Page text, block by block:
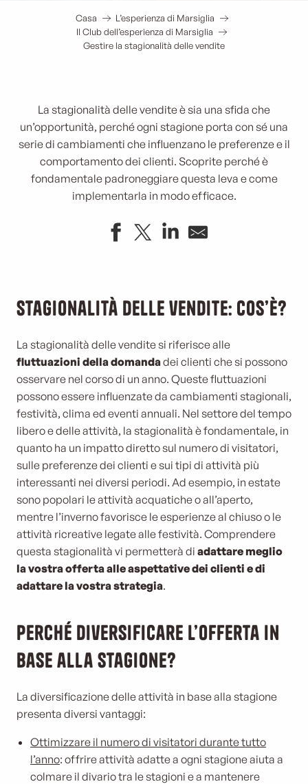
Casa
L’esperienza di Marsiglia
Il Club dell’esperienza di Marsiglia
Gestire la stagionalità delle vendite
La stagionalità delle vendite è sia una sfida che
un’opportunità, perché ogni stagione porta con sé una
serie di cambiamenti che influenzano le preferenze e il
comportamento dei clienti. Scoprite perché è
fondamentale padroneggiare questa leva e come
implementarla in modo efficace.
Stagionalità delle vendite: cos’è?
La stagionalità delle vendite si riferisce alle
fluttuazioni della domandadei clienti che si possono
osservare nel corso di un anno. Queste fluttuazioni
possono essere influenzate da cambiamenti stagionali,
festività, clima ed eventi annuali. Nel settore del tempo
libero e delle attività, la stagionalità è fondamentale, in
quanto ha un impatto diretto sul numero di visitatori,
sulle preferenze dei clienti e sui tipi di attività più
interessanti nei diversi periodi. Ad esempio, in estate
sono popolari le attività acquatiche o all’aperto,
mentre l’inverno favorisce le esperienze al chiuso o le
attività ricreative legate alle festività. Comprendere
questa stagionalità vi permetterà di adattare meglio
la vostra offerta alle aspettative dei clienti e di
adattare la vostra strategia.
Perché diversificare l’offerta in
base alla stagione?
La diversificazione delle attività in base alla stagione
presenta diversi vantaggi:
Ottimizzare il numero di visitatori durante tutto
l’anno: offrire attività adatte a ogni stagione aiuta a
colmare il divario tra le stagioni e a mantenere